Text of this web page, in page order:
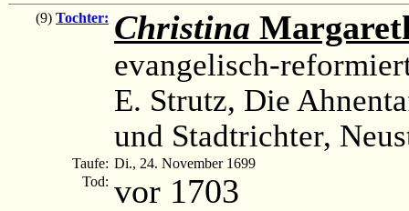
(9) Tochter: Christina
evangelisch-
E. Strutz, Die
und Stadtrichter,
Taufe: Di., 24. November 1699
Tod: vor 1703